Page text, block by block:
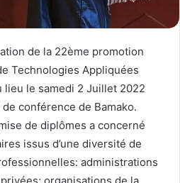
de la 22ème promotion
Technologies Appliquées
lieu le samedi 2 Juillet 2022
conférence de Bamako.
de diplômes a concerné
issus d’une diversité de
administrations